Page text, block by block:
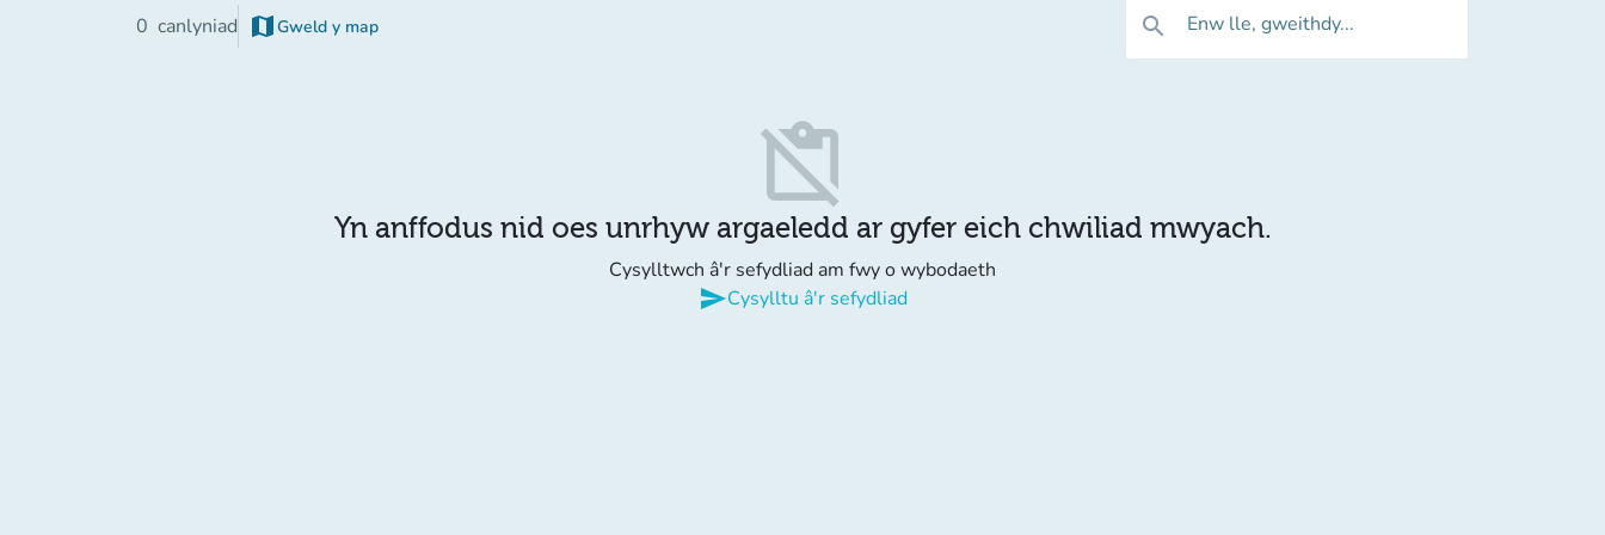
0 canlyniad map Gweld y map
(tab newydd) search Enw lle, gweithdy...
content_paste_off
Yn anffodus nid oes unrhyw argaeledd ar gyfer eich chwiliad mwyach.
Cysylltwch â'r sefydliad am fwy o wybodaeth
sendCysylltu â'r sefydliad